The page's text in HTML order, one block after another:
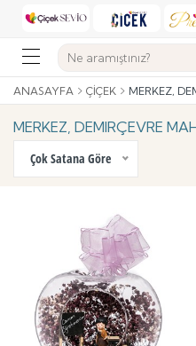
ANASAYFA ÇIÇEK MERKEZ,
MERKEZ, DEMIRÇEVRE
Çok Satana Göre